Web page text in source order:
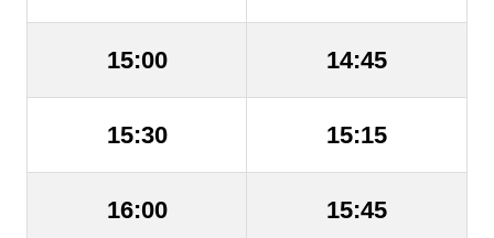
15:00 14:45
15:30 15:15
16:00 15:45